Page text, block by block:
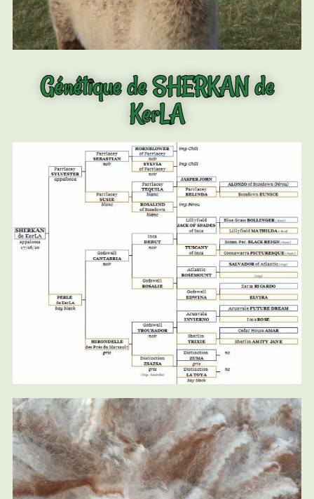
Génétique de SHERKAN de
KerLA